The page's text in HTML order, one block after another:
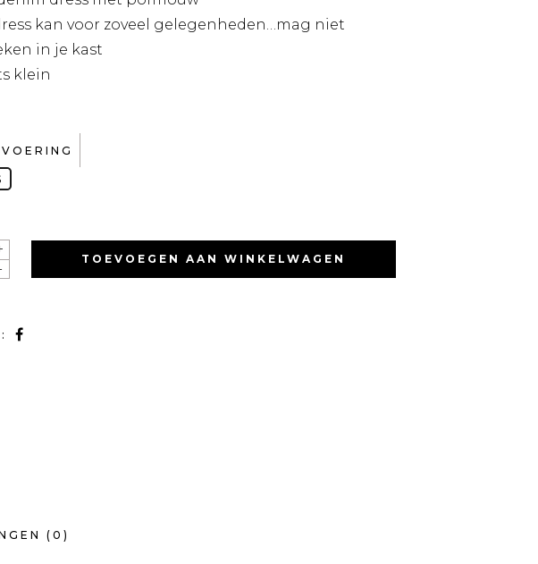
kan voor zoveel gelegenheden…mag niet
in je kast
klein
TOEVOEGEN AAN WINKELWAGEN
(0)